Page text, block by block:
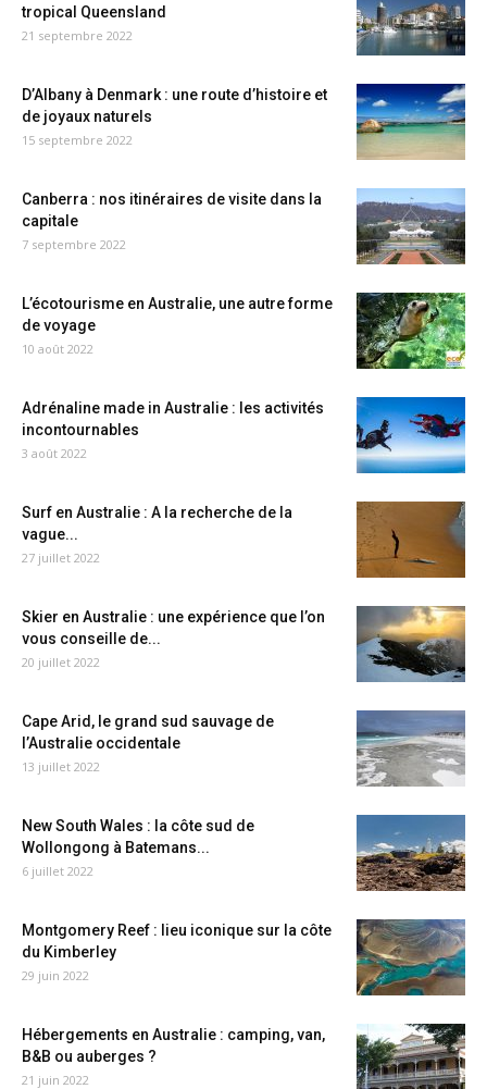
tropical Queensland
21 septembre 2022
D’Albany à Denmark : une route d’histoire et
de joyaux naturels
15 septembre 2022
Canberra : nos itinéraires de visite dans la
capitale
7 septembre 2022
L’écotourisme en Australie, une autre forme
de voyage
10 août 2022
Adrénaline made in Australie : les activités
incontournables
3 août 2022
Surf en Australie : A la recherche de la
vague...
27 juillet 2022
Skier en Australie : une expérience que l’on
vous conseille de...
20 juillet 2022
Cape Arid, le grand sud sauvage de
l’Australie occidentale
13 juillet 2022
New South Wales : la côte sud de
Wollongong à Batemans...
6 juillet 2022
Montgomery Reef : lieu iconique sur la côte
du Kimberley
29 juin 2022
Hébergements en Australie : camping, van,
B&B ou auberges ?
21 juin 2022